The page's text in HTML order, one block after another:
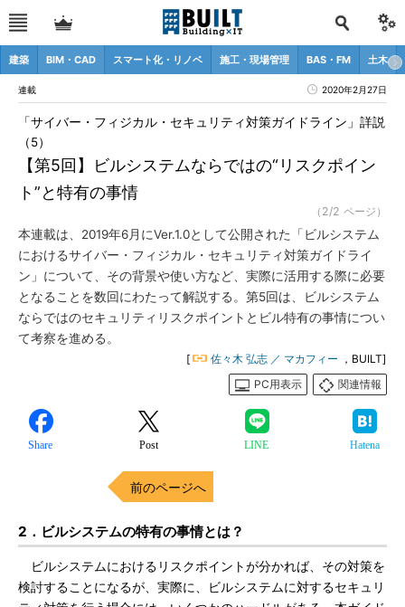
建築 BIM・CAD スマート化・リノベ 施工・現場管理 BAS・FM 土木
連載 2020年2月27日
【第5回】ビルシステムならではの“リスクポイン
ト”と特有の事情
「サイバー・フィジカル・セキュリティ対策ガイドライン」詳説
（5）
（2/2 ページ）
本連載は、2019年6月にVer.1.0として公開された「ビルシステム
におけるサイバー・フィジカル・セキュリティ対策ガイドライ
ン」について、その背景や使い方など、実際に活用する際に必要
となることを数回にわたって解説する。第5回は、ビルシステム
ならではのセキュリティリスクポイントとビル特有の事情につい
て考察を進める。
[ 佐々木 弘志 ／ マカフィー ，BUILT]
PC用表示
関連情報
Share Post LINE Hatena
前のページへ
2．ビルシステムの特有の事情とは？
ビルシステムにおけるリスクポイントが分かれば、その対策を
検討することになるが、実際に、ビルシステムに対するセキュリ